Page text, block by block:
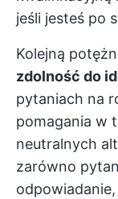
jeśli jesteś po
Kolejną
zdolność do
pytaniach na
pomagania w
neutralnych
zarówno